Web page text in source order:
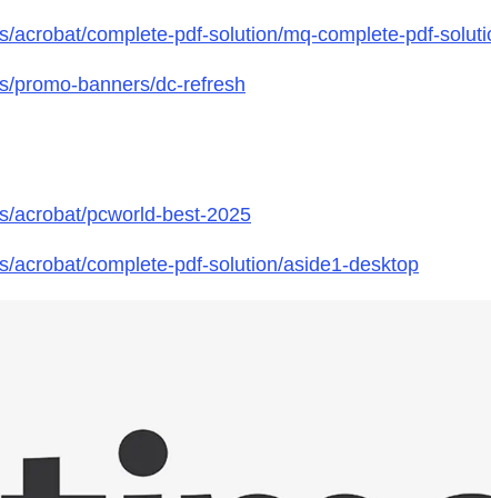
complete-pdf-solution/mq-complete-pdf-
promo-banners/dc-refresh
acrobat/pcworld-best-2025
acrobat/complete-pdf-solution/aside1-desktop